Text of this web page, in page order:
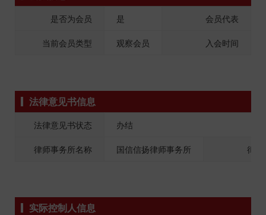
是否为会员 是 会员代表
当前会员类型 观察会员 入会时间
法律意见书信息
法律意见书状态 办结
律师事务所名称 国信信扬律师事务所 律师
实际控制人信息